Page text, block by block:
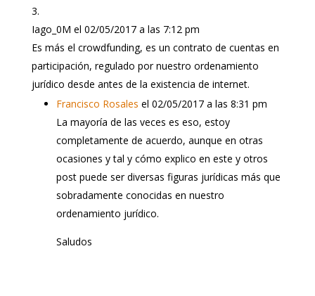
Iago_0M el 02/05/2017 a las 7:12 pm
Es más el crowdfunding, es un contrato de cuentas en
participación, regulado por nuestro ordenamiento
jurídico desde antes de la existencia de internet.
Francisco Rosales el 02/05/2017 a las 8:31 pm
La mayoría de las veces es eso, estoy
completamente de acuerdo, aunque en otras
ocasiones y tal y cómo explico en este y otros
post puede ser diversas figuras jurídicas más que
sobradamente conocidas en nuestro
ordenamiento jurídico.
Saludos